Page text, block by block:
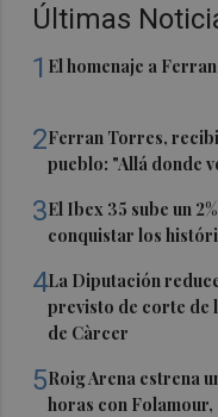
Últimas
1 El homenaje a
2Ferran Torres,
pueblo: "Allá donde
3El Ibex 35 sube un
conquistar los
4La Diputación
previsto de corte de
de Càrcer
5Roig Arena estrena
horas con Folamour,